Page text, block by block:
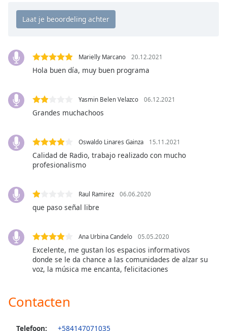
descriptions
off,
Subtitles
settings
opens
subtitles
dialog
subtitles
selected
Audio
Track
Picture
Fullscreen
window.
Beginning
Marielly Marcano 20.12.2021
Hola buen día, muy buen programa
Yasmin Belen Velazco 06.12.2021
Grandes muchachoos
Oswaldo Linares Gainza 15.11.2021
Calidad de Radio, trabajo realizado con mucho
profesionalismo
Raul Ramirez 06.06.2020
que paso señal libre
Ana Urbina Candelo 05.05.2020
Excelente, me gustan los espacios informativos
donde se le da chance a las comunidades de alzar su
voz, la música me encanta, felicitaciones
Contacten
Telefoon: +584147071035